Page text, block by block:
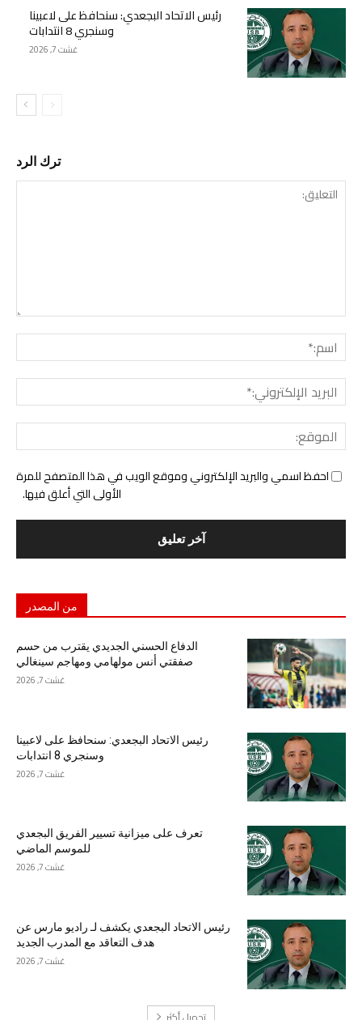
رئيس الاتحاد البجعدي: سنحافظ على لاعبينا
وسنجري 8 انتدابات
غشت 7, 2026
ترك الرد
احفظ اسمي والبريد الإلكتروني وموقع الويب في هذا المتصفح للمرة
الأولى التي أعلق فيها.
من المصدر
الدفاع الحسني الجديدي يقترب من حسم
صفقتي أنس مولهامي ومهاجم سينغالي
غشت 7, 2026
رئيس الاتحاد البجعدي: سنحافظ على لاعبينا
وسنجري 8 انتدابات
غشت 7, 2026
تعرف على ميزانية تسيير الفريق البجعدي
للموسم الماضي
غشت 7, 2026
رئيس الاتحاد البجعدي يكشف لـ راديو مارس عن
هدف التعاقد مع المدرب الجديد
غشت 7, 2026